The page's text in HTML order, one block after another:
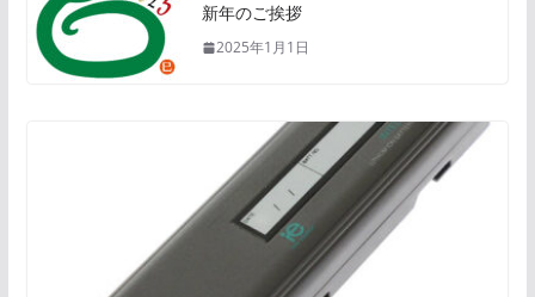
新年のご挨拶
2025年1月1日